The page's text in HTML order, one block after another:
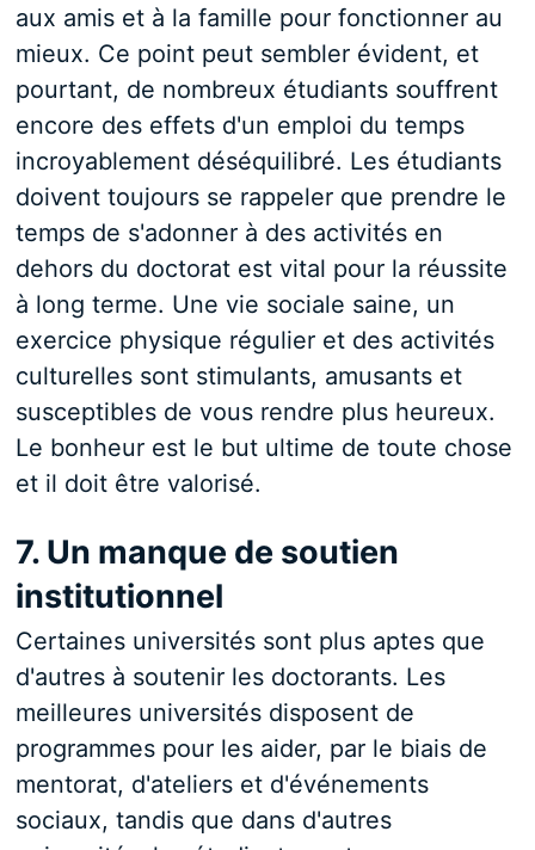
aux amis et à la famille pour fonctionner au
mieux. Ce point peut sembler évident, et
pourtant, de nombreux étudiants souffrent
encore des effets d'un emploi du temps
incroyablement déséquilibré. Les étudiants
doivent toujours se rappeler que prendre le
temps de s'adonner à des activités en
dehors du doctorat est vital pour la réussite
à long terme. Une vie sociale saine, un
exercice physique régulier et des activités
culturelles sont stimulants, amusants et
susceptibles de vous rendre plus heureux.
Le bonheur est le but ultime de toute chose
et il doit être valorisé.
7. Un manque de soutien
institutionnel
Certaines universités sont plus aptes que
d'autres à soutenir les doctorants. Les
meilleures universités disposent de
programmes pour les aider, par le biais de
mentorat, d'ateliers et d'événements
sociaux, tandis que dans d'autres